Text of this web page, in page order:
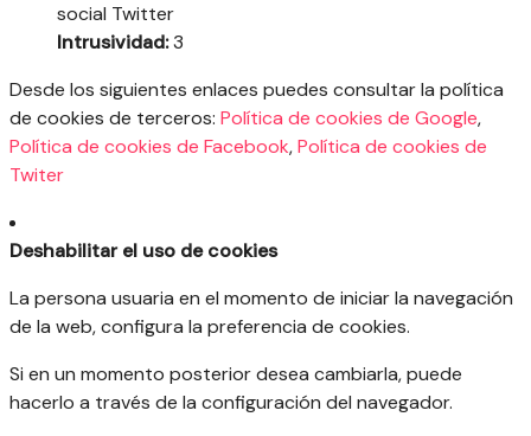
social Twitter
Intrusividad:3
Desde los siguientes enlaces puedes consultar la política
de cookies de terceros: Política de cookies de Google,
Política de cookies de Facebook,Política de cookies de
Twiter
Deshabilitar el uso de cookies
La persona usuaria en el momento de iniciar la navegación
de la web, configura la preferencia de cookies.
Si en un momento posterior desea cambiarla, puede
hacerlo a través de la configuración del navegador.